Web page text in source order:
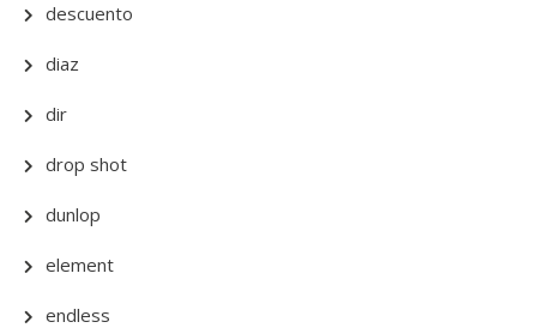
descuento
diaz
dir
drop shot
dunlop
element
endless